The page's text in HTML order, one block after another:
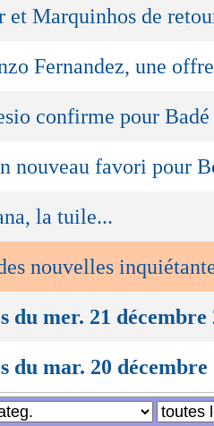
et Marquinhos de
Fernandez, une
confirme pour Badé
nouveau favori pour
la tuile...
nouvelles
du mer. 21 décembre
du mar. 20 décembre